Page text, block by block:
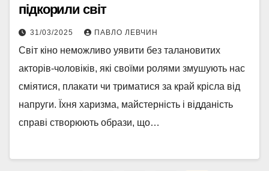
підкорили світ
31/03/2025 ПАВЛО ЛЕВЧИН
Світ кіно неможливо уявити без талановитих
акторів-чоловіків, які своїми ролями змушують нас
сміятися, плакати чи триматися за край крісла від
напруги. Їхня харизма, майстерність і відданість
справі створюють образи, що…